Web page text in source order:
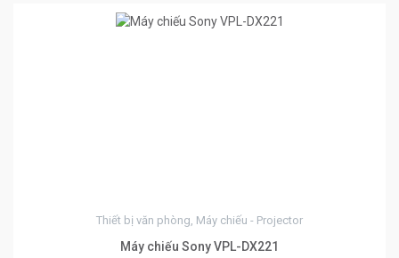
Thiết bị văn phòng, Máy chiếu - Projector
Máy chiếu Sony VPL-DX221